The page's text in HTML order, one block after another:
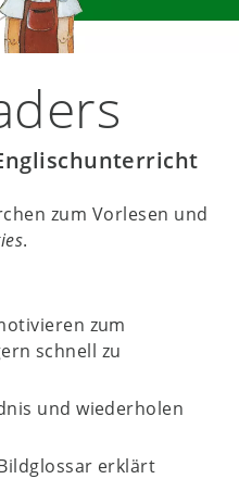
zum Vorlesen und
.
zum
schnell zu
und wiederholen
erklärt